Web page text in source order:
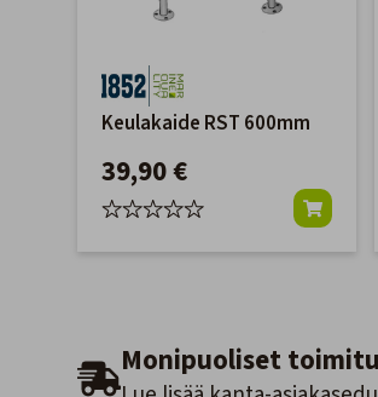
Keulakaide RST 600mm
39,90 €
Monipuoliset